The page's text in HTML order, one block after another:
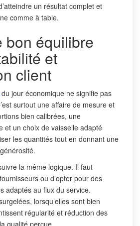
un résultat complet et
comme à table.
bon équilibre
et
client
du jour économique ne signifie pas
surtout une affaire de mesure et
bien calibrées, une
et un choix de vaisselle adapté
les quantités tout en donnant une
la même logique. Il faut
ou d’opter pour des
adaptés au flux du service.
lorsqu’elles sont bien
régularité et réduction des
qualité perçue.